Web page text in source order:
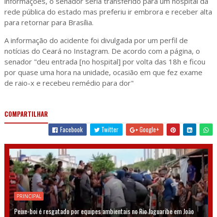
rede pública do estado mas preferiu ir embrora e receber alta
para retornar para Brasília.
A informação do acidente foi divulgada por um perfil de
notícias do Ceará no Instagram. De acordo com a página, o
senador "deu entrada [no hospital] por volta das 18h e ficou
por quase uma hora na unidade, ocasião em que fez exame
de raio-x e recebeu remédio para dor"
COMPARTILHAR
Facebook
Twitter Google+
PRINCIPAL
Peixe-boi é resgatado por equipes ambientais no Rio Jaguaribe em João